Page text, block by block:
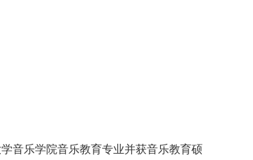
音乐学院音乐教育专业并获音乐教育硕